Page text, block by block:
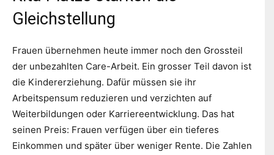
Gleichstellung
Frauen übernehmen heute immer noch den Grossteil
der unbezahlten Care-Arbeit. Ein grosser Teil davon ist
die Kindererziehung. Dafür müssen sie ihr
Arbeitspensum reduzieren und verzichten auf
Weiterbildungen oder Karriereentwicklung. Das hat
seinen Preis: Frauen verfügen über ein tieferes
Einkommen und später über weniger Rente. Die Zahlen